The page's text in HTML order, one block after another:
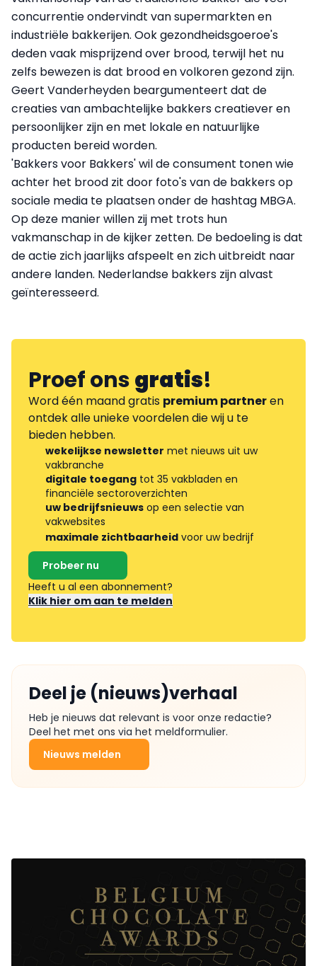
concurrentie ondervindt van supermarkten en
industriële bakkerijen. Ook gezondheidsgoeroe's
deden vaak misprijzend over brood, terwijl het nu
zelfs bewezen is dat brood en volkoren gezond zijn.
Geert Vanderheyden beargumenteert dat de
creaties van ambachtelijke bakkers creatiever en
persoonlijker zijn en met lokale en natuurlijke
producten bereid worden.
'Bakkers voor Bakkers' wil de consument tonen wie
achter het brood zit door foto's van de bakkers op
sociale media te plaatsen onder de hashtag MBGA.
Op deze manier willen zij met trots hun
vakmanschap in de kijker zetten. De bedoeling is dat
de actie zich jaarlijks afspeelt en zich uitbreidt naar
andere landen. Nederlandse bakkers zijn alvast
geïnteresseerd.
Proef onsgratis!
Word één maand gratis premium partneren
ontdek alle unieke voordelen die wij u te
bieden hebben.
wekelijkse newsletter met nieuws uit uw
vakbranche
digitale toegang tot 35 vakbladen en
financiële sectoroverzichten
uw bedrijfsnieuws op een selectie van
vakwebsites
maximale zichtbaarheid voor uw bedrijf
Probeer nu
Heeft u al een abonnement?
Klik hier om aan te melden
Deel je (nieuws)verhaal
Heb je nieuws dat relevant is voor onze redactie?
Deel het met ons via het meldformulier.
Nieuws melden